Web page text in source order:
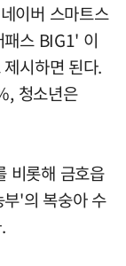
이버 스마트스
스 BIG1' 이
시하면 된다.
청소년은
비롯해 금호읍
'의 복숭아 수